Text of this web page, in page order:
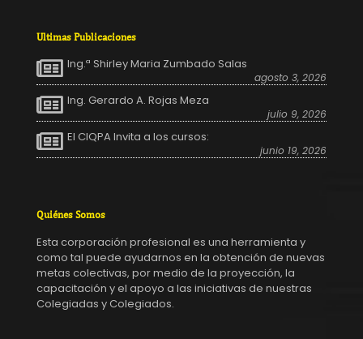
Ultimas Publicaciones
Ing.ª Shirley Maria Zumbado Salas
agosto 3, 2026
Ing. Gerardo A. Rojas Meza
julio 9, 2026
El CIQPA Invita a los cursos:
junio 19, 2026
Quiénes Somos
Esta corporación profesional es una herramienta y
como tal puede ayudarnos en la obtención de nuevas
metas colectivas, por medio de la proyección, la
capacitación y el apoyo a las iniciativas de nuestras
Colegiadas y Colegiados.